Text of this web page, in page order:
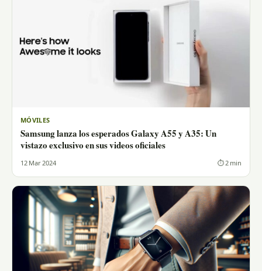
MÓVILES
Samsung lanza los esperados Galaxy A55 y A35: Un
vistazo exclusivo en sus videos oficiales
12 Mar 2024 ⏱ 2 min